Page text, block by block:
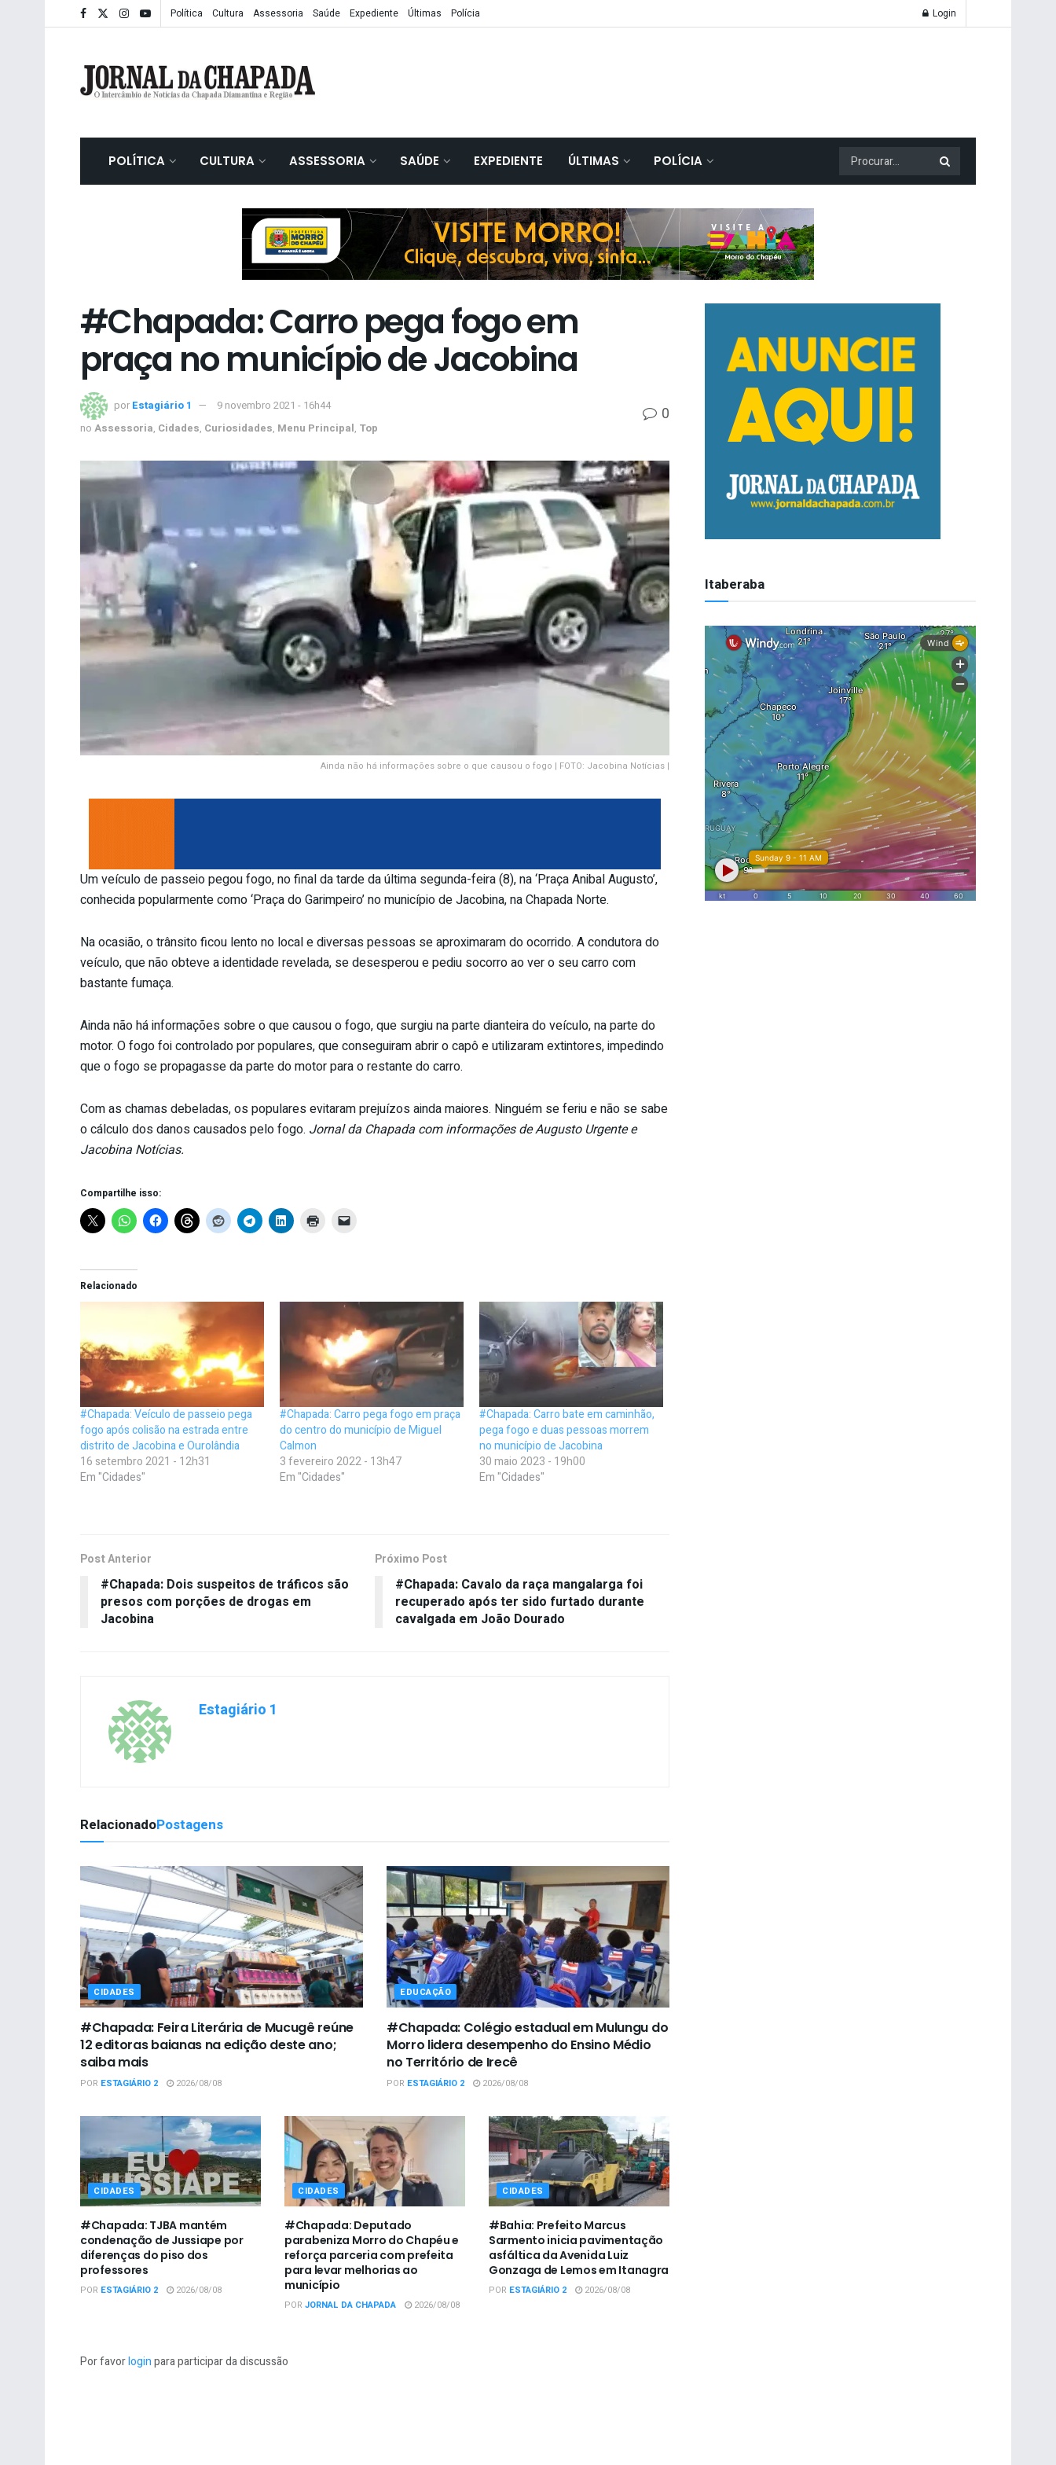
Política Cultura Assessoria Saúde Expediente Últimas Polícia Login
POLÍTICA CULTURA ASSESSORIA SAÚDE EXPEDIENTE ÚLTIMAS POLÍCIA
#Chapada: Carro pega fogo em
praça no município de Jacobina
por Estagiário 1
9 novembro 2021 - 16h44
no Assessoria, Cidades, Curiosidades, Menu Principal, Top
0
Ainda não há informações sobre o que causou o fogo | FOTO: Jacobina Notícias |
Um veículo de passeio pegou fogo, no final da tarde da última segunda-feira (8), na ‘Praça Anibal Augusto’,
conhecida popularmente como ‘Praça do Garimpeiro’ no município de Jacobina, na Chapada Norte.
Na ocasião, o trânsito ficou lento no local e diversas pessoas se aproximaram do ocorrido. A condutora do
veículo, que não obteve a identidade revelada, se desesperou e pediu socorro ao ver o seu carro com
bastante fumaça.
Ainda não há informações sobre o que causou o fogo, que surgiu na parte dianteira do veículo, na parte do
motor. O fogo foi controlado por populares, que conseguiram abrir o capô e utilizaram extintores, impedindo
que o fogo se propagasse da parte do motor para o restante do carro.
Com as chamas debeladas, os populares evitaram prejuízos ainda maiores. Ninguém se feriu e não se sabe
o cálculo dos danos causados pelo fogo. Jornal da Chapada com informações de Augusto Urgente e
Jacobina Notícias.
Compartilhe isso:
Relacionado
#Chapada: Veículo de passeio pega
fogo após colisão na estrada entre
distrito de Jacobina e Ourolândia
16 setembro 2021 - 12h31
Em "Cidades"
#Chapada: Carro pega fogo em praça
do centro do município de Miguel
Calmon
3 fevereiro 2022 - 13h47
Em "Cidades"
#Chapada: Carro bate em caminhão,
pega fogo e duas pessoas morrem
no município de Jacobina
30 maio 2023 - 19h00
Em "Cidades"
Post Anterior
#Chapada: Dois suspeitos de tráficos são
presos com porções de drogas em
Jacobina
Próximo Post
#Chapada: Cavalo da raça mangalarga foi
recuperado após ter sido furtado durante
cavalgada em João Dourado
Estagiário 1
RelacionadoPostagens
CIDADES
#Chapada: Feira Literária de Mucugê reúne
12 editoras baianas na edição deste ano;
saiba mais
POR ESTAGIÁRIO 2 2026/08/08
EDUCAÇÃO
#Chapada: Colégio estadual em Mulungu do
Morro lidera desempenho do Ensino Médio
no Território de Irecê
POR ESTAGIÁRIO 2 2026/08/08
CIDADES
#Chapada: TJBA mantém
condenação de Jussiape por
diferenças do piso dos
professores
POR ESTAGIÁRIO 2 2026/08/08
CIDADES
#Chapada: Deputado
parabeniza Morro do Chapéu e
reforça parceria com prefeita
para levar melhorias ao
município
POR JORNAL DA CHAPADA 2026/08/08
CIDADES
#Bahia: Prefeito Marcus
Sarmento inicia pavimentação
asfáltica da Avenida Luiz
Gonzaga de Lemos em Itanagra
POR ESTAGIÁRIO 2 2026/08/08
Por favorloginpara participar da discussão
Itaberaba